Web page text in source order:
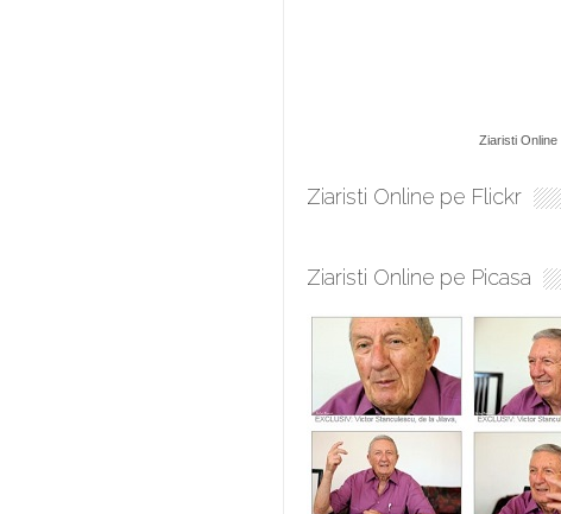
Ziaristi Online
Ziaristi Online pe Flickr
Ziaristi Online pe Picasa